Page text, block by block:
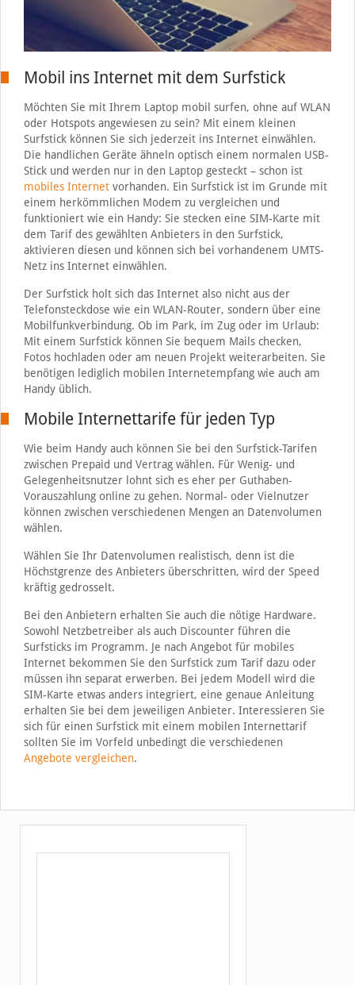
Mobil ins Internet mit dem Surfstick
Möchten Sie mit Ihrem Laptop mobil surfen, ohne auf WLAN
oder Hotspots angewiesen zu sein? Mit einem kleinen
Surfstick können Sie sich jederzeit ins Internet einwählen.
Die handlichen Geräte ähneln optisch einem normalen USB-
Stick und werden nur in den Laptop gesteckt – schon ist
mobiles Internetvorhanden. Ein Surfstick ist im Grunde mit
einem herkömmlichen Modem zu vergleichen und
funktioniert wie ein Handy: Sie stecken eine SIM-Karte mit
dem Tarif des gewählten Anbieters in den Surfstick,
aktivieren diesen und können sich bei vorhandenem UMTS-
Netz ins Internet einwählen.
Der Surfstick holt sich das Internet also nicht aus der
Telefonsteckdose wie ein WLAN-Router, sondern über eine
Mobilfunkverbindung. Ob im Park, im Zug oder im Urlaub:
Mit einem Surfstick können Sie bequem Mails checken,
Fotos hochladen oder am neuen Projekt weiterarbeiten. Sie
benötigen lediglich mobilen Internetempfang wie auch am
Handy üblich.
Mobile Internettarife für jeden Typ
Wie beim Handy auch können Sie bei den Surfstick-Tarifen
zwischen Prepaid und Vertrag wählen. Für Wenig- und
Gelegenheitsnutzer lohnt sich es eher per Guthaben-
Vorauszahlung online zu gehen. Normal- oder Vielnutzer
können zwischen verschiedenen Mengen an Datenvolumen
wählen.
Wählen Sie Ihr Datenvolumen realistisch, denn ist die
Höchstgrenze des Anbieters überschritten, wird der Speed
kräftig gedrosselt.
Bei den Anbietern erhalten Sie auch die nötige Hardware.
Sowohl Netzbetreiber als auch Discounter führen die
Surfsticks im Programm. Je nach Angebot für mobiles
Internet bekommen Sie den Surfstick zum Tarif dazu oder
müssen ihn separat erwerben. Bei jedem Modell wird die
SIM-Karte etwas anders integriert, eine genaue Anleitung
erhalten Sie bei dem jeweiligen Anbieter. Interessieren Sie
sich für einen Surfstick mit einem mobilen Internettarif
sollten Sie im Vorfeld unbedingt die verschiedenen
Angebote vergleichen.